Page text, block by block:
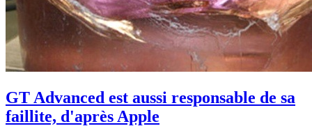
GT Advanced est aussi responsable de sa
faillite, d'après Apple